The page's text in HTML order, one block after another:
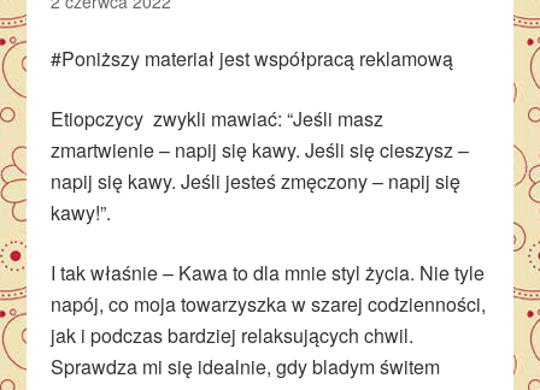
#Poniższy materiał jest współpracą reklamową
Etiopczycy zwykli mawiać: “Jeśli masz
zmartwienie – napij się kawy. Jeśli się cieszysz –
napij się kawy. Jeśli jesteś zmęczony – napij się
kawy!”.
I tak właśnie – Kawa to dla mnie styl życia. Nie tyle
napój, co moja towarzyszka w szarej codzienności,
jak i podczas bardziej relaksujących chwil.
Sprawdza mi się idealnie, gdy bladym świtem